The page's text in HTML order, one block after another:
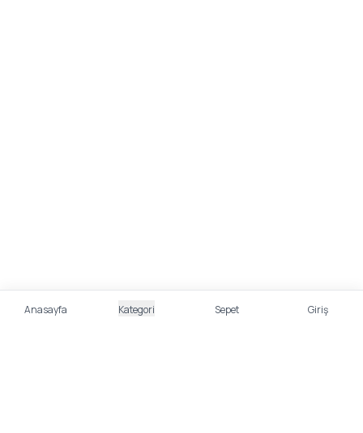
Anasayfa Kategori Sepet Giriş